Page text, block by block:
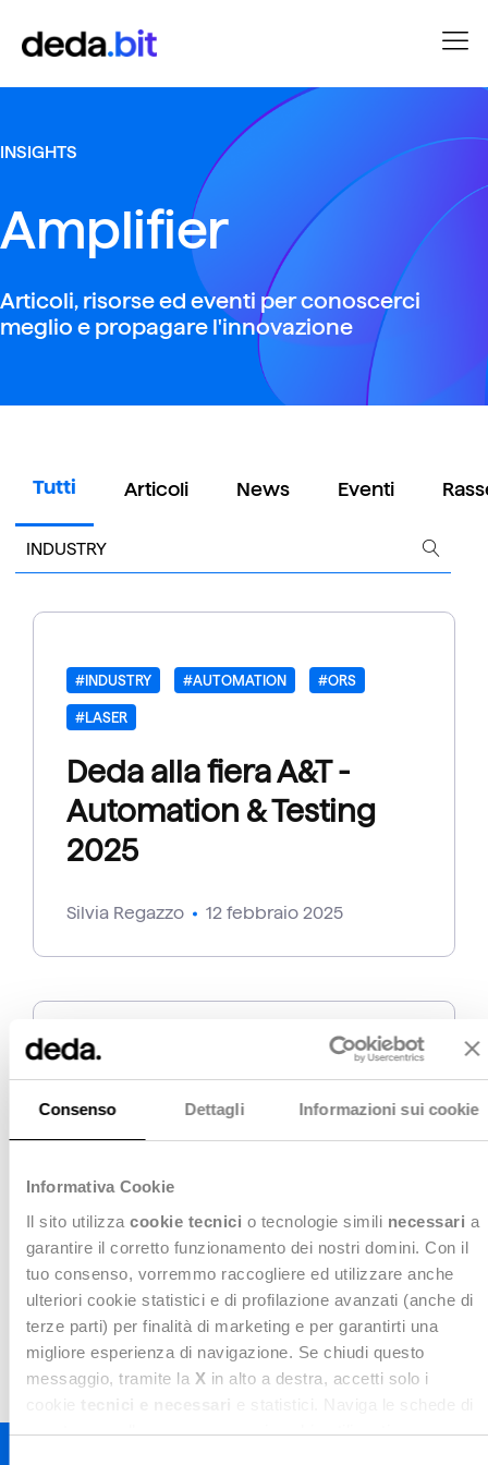
Consenso Dettagli Informazioni sui cookie
Informativa Cookie
Il sito utilizza cookie tecnici o tecnologie simili necessari a
garantire il corretto funzionamento dei nostri domini. Con il
tuo consenso, vorremmo raccogliere ed utilizzare anche
ulteriori cookie statistici e di profilazione avanzati (anche di
terze parti) per finalità di marketing e per garantirti una
migliore esperienza di navigazione. Se chiudi questo
messaggio, tramite la X in alto a destra, accetti solo i
questo pannello per conoscere i cookie utilizzati e
INSIGHTS
Amplifier
Articoli, risorse ed eventi per conoscerci
meglio e propagare l'innovazione
Tutti Articoli News Eventi
#INDUSTRY #AUTOMATION #ORS
#LASER
Deda alla fiera A&T -
Automation & Testing
2025
Silvia Regazzo 12 febbraio 2025
#LASER
A&T - Automation &
Testing 2024
Irina Fenner 14 febbraio 2024